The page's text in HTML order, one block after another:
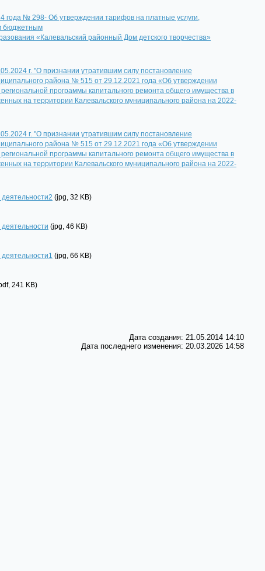
года № 298- Об утверждении тарифов на платные услуги,
бюджетным
«Калевальский районный Дом детского творчества»
г. "О признании утратившим силу постановление
района № 515 от 29.12.2021 года «Об утверждении
программы капитального ремонта общего имущества в
на территории Калевальского муниципального района на 2022-
г. "О признании утратившим силу постановление
района № 515 от 29.12.2021 года «Об утверждении
программы капитального ремонта общего имущества в
на территории Калевальского муниципального района на 2022-
(jpg, 32 KB)
(jpg, 46 KB)
(jpg, 66 KB)
241 KB)
Дата создания: 21.05.2014 14:10
Дата последнего изменения: 20.03.2026 14:58